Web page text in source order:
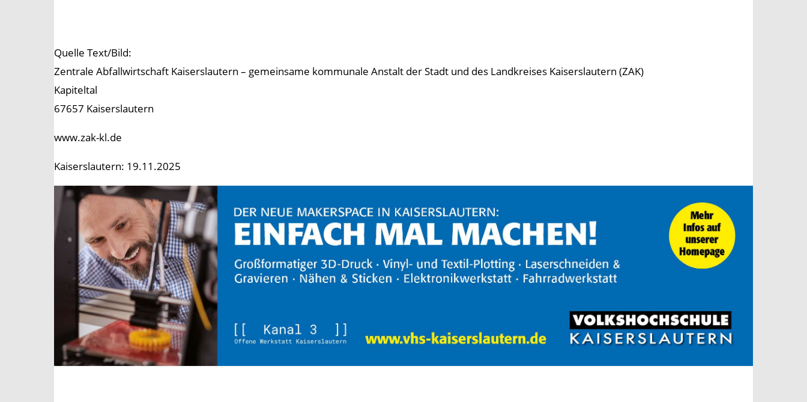
Quelle Text/Bild:
Zentrale Abfallwirtschaft Kaiserslautern – gemeinsame kommunale Anstalt der Stadt und des Landkreises Kaiserslautern (ZAK)
Kapiteltal
67657 Kaiserslautern
www.zak-kl.de
Kaiserslautern: 19.11.2025